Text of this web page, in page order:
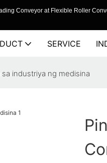
Conveyor at Flexible Roller
SERVICE
industriya ng medisina